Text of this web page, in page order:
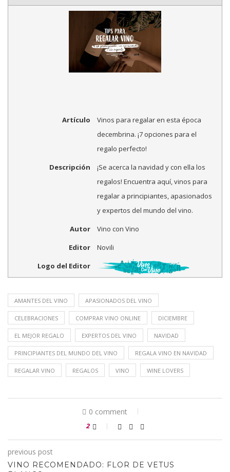
Artículo
Vinos para regalar en esta época
decembrina. ¡7 opciones para el
regalo perfecto!
Descripción
¡Se acerca la navidad y con ella los
regalos! Encuentra aquí, vinos para
regalar a principiantes, apasionados
y expertos del mundo del vino.
Autor
Vino con Vino
Editor
Novili
Logo del Editor
AMANTES DEL VINO APASIONADOS DEL VINO
CELEBRACIONES COMPRAR VINO ONLINE DICIEMBRE
EL MEJOR REGALO EXPERTOS DEL VINO NAVIDAD
PRINCIPIANTES DEL MUNDO DEL VINO REGALA VINO EN NAVIDAD
REGALAR VINO REGALOS VINO WINE LOVERS
0 comment
2
previous post
VINO RECOMENDADO: FLOR DE VETUS